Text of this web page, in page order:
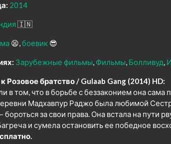
2014
🇮🇳
😫 боевик 😎
Зарубежные фильмы Фильмы Болливуд
Розовое братство / Gulaab Gang (2014) HD:
в том, что в борьбе с беззаконием она сама
Мадхавпур Раджо была любимой
за свои права. Она встала на пути
и сумела остановить ее победное